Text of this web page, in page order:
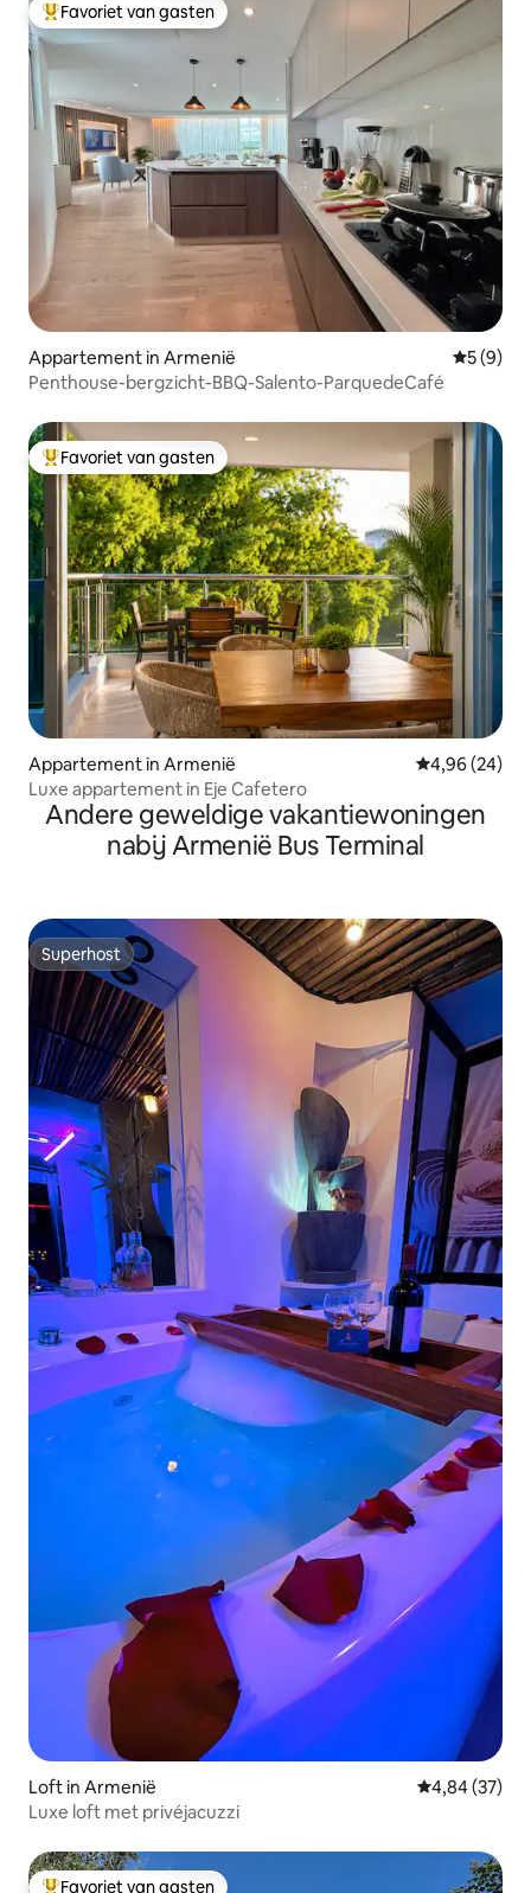
Topfavoriet van gasten
Favoriet van gasten
Appartement in Armenië
5 (9)
Penthouse-bergzicht-BBQ-Salento-ParquedeCafé
Topfavoriet van gasten
Favoriet van gasten
Appartement in Armenië Gemiddelde
4,96 (24)
Luxe appartement in Eje Cafetero
Andere geweldige vakantiewoningen
nabij Armenië Bus Terminal
Superhost
Superhost
Loft in Armenië Gemiddelde
4,84 (37)
Luxe loft met privéjacuzzi
Favoriet van gasten